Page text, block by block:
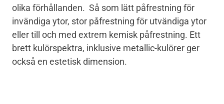
olika förhållanden. Så som lätt påfrestning för
invändiga ytor, stor påfrestning för utvändiga ytor
eller till och med extrem kemisk påfrestning. Ett
brett kulörspektra, inklusive metallic-kulörer ger
också en estetisk dimension.